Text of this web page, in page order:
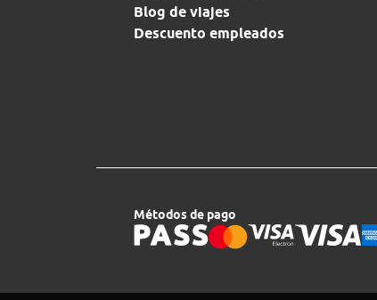
Blog de viajes
Descuento empleados
Métodos de pago